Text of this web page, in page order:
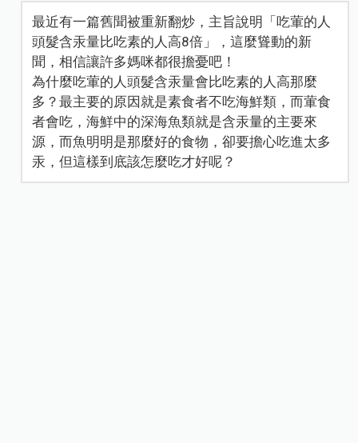
最近有一篇舊聞被重新翻炒，主旨說明「吃葷的人
頭髮含汞量比吃素的人高8倍」，這麼聳動的新
聞，相信讓許多媽咪都很擔憂吧！
為什麼吃葷的人頭髮含汞量會比吃素的人高那麼
多？最主要的原因就是素食者不吃海鮮類，而葷食
者會吃，海鮮中的深海魚類就是含汞量的主要來
源，而魚明明是那麼好的食物，卻要擔心吃進太多
汞，但這樣到底該怎麼吃才好呢？